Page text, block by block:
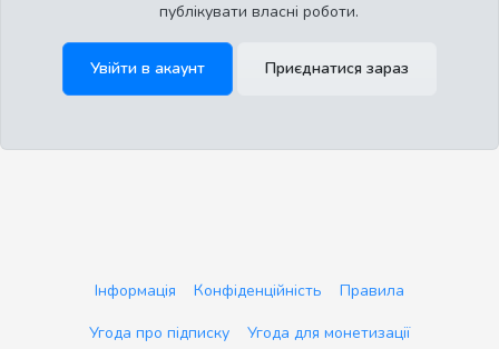
публікувати власні роботи.
Увійти в акаунт Приєднатися зараз
Інформація Конфіденційність
Правила
Угода про підписку
Угода для монетизації